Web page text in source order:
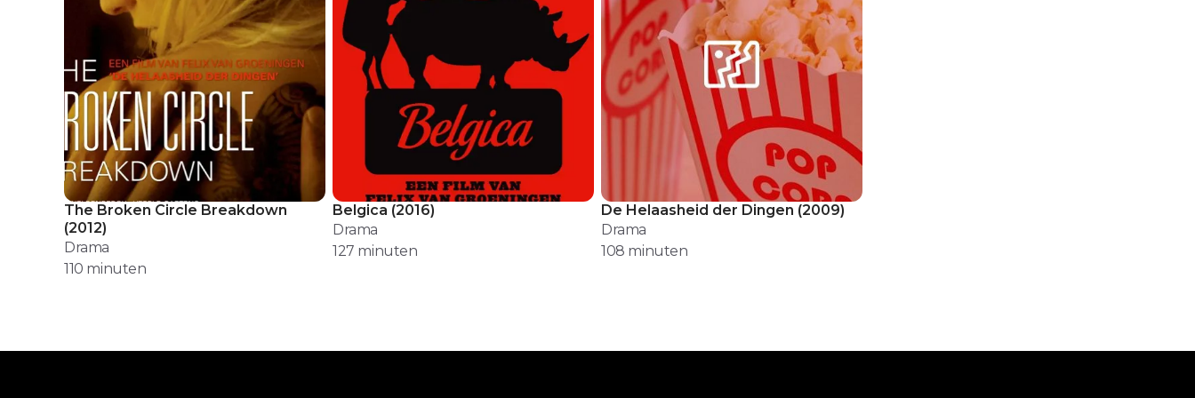
The Broken Circle Breakdown
(2012)
Drama
110 minuten
Belgica (2016)
Drama
127 minuten
De Helaasheid der Dingen (2009)
Drama
108 minuten